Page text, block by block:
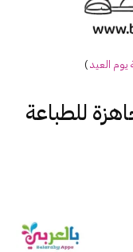
يوم العيد)
للطباعة